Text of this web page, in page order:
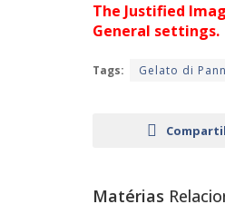
The Justified
General settings.
Tags: Gelato di
Matérias